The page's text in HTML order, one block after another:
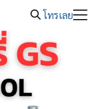
20.00
โทรเลย